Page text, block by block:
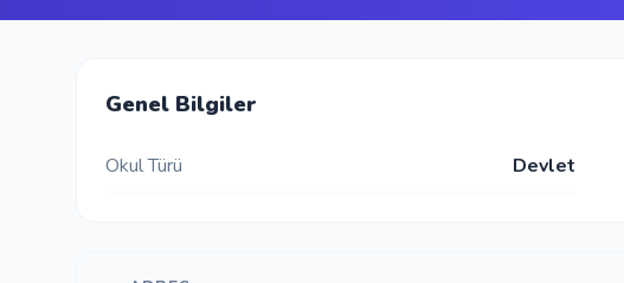
Genel Bilgiler
Okul Türü Devlet